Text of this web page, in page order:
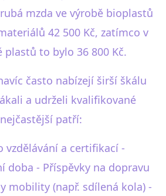
mzda ve výrobě bioplastů
42 500 Kč, zatímco v
plastů to bylo 36 800 Kč.
často nabízejí širší škálu
a udrželi kvalifikované
patří:
vzdělávání a certifikací -
doba - Příspěvky na dopravu
mobility (např. sdílená kola) -